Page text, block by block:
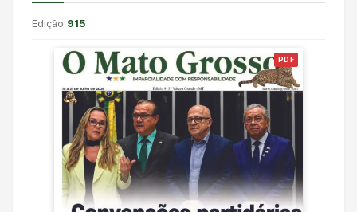
Edição 915
PDF